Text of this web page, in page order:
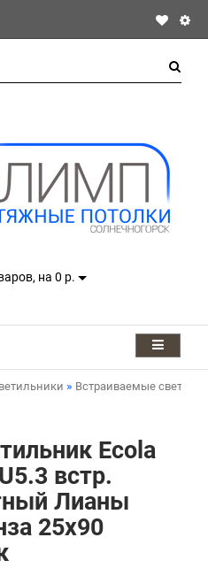
на 0 р.
Встраиваемые
Ecola
встр.
Лианы
25х90